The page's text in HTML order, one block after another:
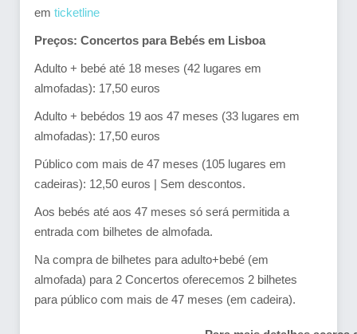
em ticketline
Preços: Concertos para Bebés em Lisboa
Adulto + bebé até 18 meses (42 lugares em
almofadas): 17,50 euros
Adulto + bebédos 19 aos 47 meses (33 lugares em
almofadas): 17,50 euros
Público com mais de 47 meses (105 lugares em
cadeiras): 12,50 euros | Sem descontos.
Aos bebés até aos 47 meses só será permitida a
entrada com bilhetes de almofada.
Na compra de bilhetes para adulto+bebé (em
almofada) para 2 Concertos oferecemos 2 bilhetes
para público com mais de 47 meses (em cadeira).